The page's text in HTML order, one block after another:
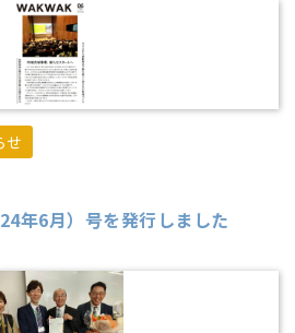
せ
年6月）号を発行しました